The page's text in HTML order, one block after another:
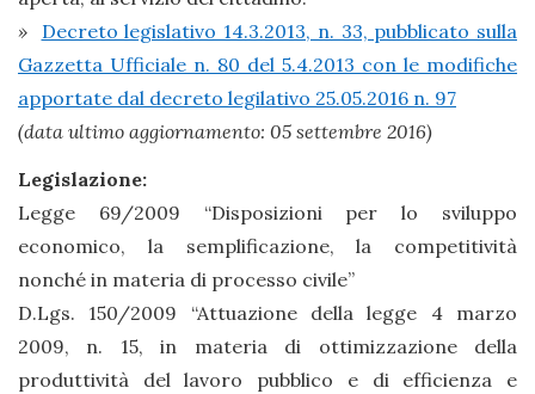
»
Decreto legislativo 14.3.2013, n. 33, pubblicato sulla
Gazzetta Ufficiale n. 80 del 5.4.2013 con le modifiche
apportate dal decreto legilativo 25.05.2016 n. 97
(data ultimo aggiornamento: 05 settembre 2016)
Legislazione:
Legge 69/2009 “Disposizioni per lo sviluppo
economico, la semplificazione, la competitività
nonché in materia di processo civile”
D.Lgs. 150/2009 “Attuazione della legge 4 marzo
2009, n. 15, in materia di ottimizzazione della
produttività del lavoro pubblico e di efficienza e